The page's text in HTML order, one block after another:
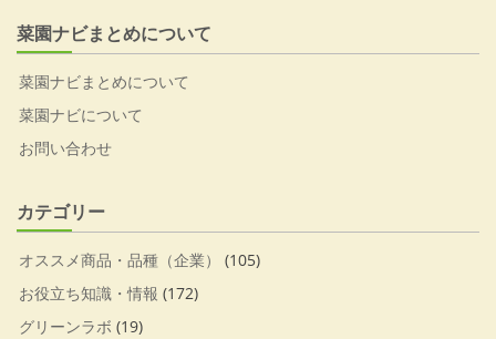
菜園ナビまとめについて
菜園ナビまとめについて
菜園ナビについて
お問い合わせ
カテゴリー
オススメ商品・品種（企業）
(105)
お役立ち知識・情報 (172)
グリーンラボ (19)